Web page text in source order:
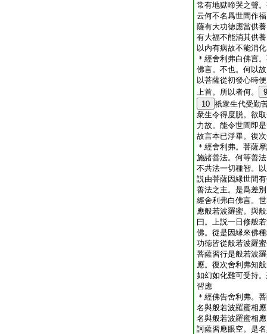
常有地獄啼哭之聲
云何不名爲世間作
薩有大功徳應當供
有大福不能消其供
以内有病故不能消
＊ 經舍利弗白佛言
佛言。不也。何以
以菩薩從初發心時
上首。所以者何。
9
10 祇衆生代受勤
衆生令得度脱。欲
力故。能令世間即
故言本已淨畢。復
＊ 經舍利弗。菩薩
施諸善法。何等善
不共法一切種智。
説由菩薩因縁世間
善法之主。是爲差別
經舍利弗白佛言。
應般若波羅蜜。與
曰。上説一日修般
佛。從是因縁來佛
功徳皆從般若波羅
菩薩習行是般若波
應。復次舍利弗知
如幻如化難可受持
習應
＊ 經佛告舍利弗。
名與般若波羅蜜相
名與般若波羅蜜相
訶薩習應眼空。是